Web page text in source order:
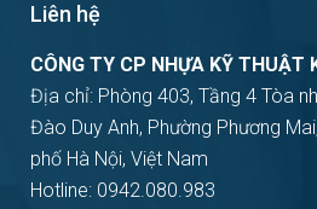
Liên hệ
CÔNG TY CP NHỰA KỸ THUẬT
Địa chỉ: Phòng 403, Tầng 4 Tòa
Đào Duy Anh, Phường Phương
phố Hà Nội, Việt Nam
Hotline: 0942.080.983